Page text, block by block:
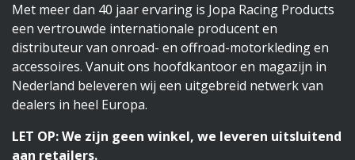
Met meer dan 40 jaar ervaring is Jopa Racing Products
een vertrouwde internationale producent en
distributeur van onroad- en offroad-motorkleding en
accessoires. Vanuit ons hoofdkantoor en magazijn in
Nederland beleveren wij een uitgebreid netwerk van
dealers in heel Europa.
LET OP: We zijn geen winkel, we leveren uitsluitend
aan retailers.